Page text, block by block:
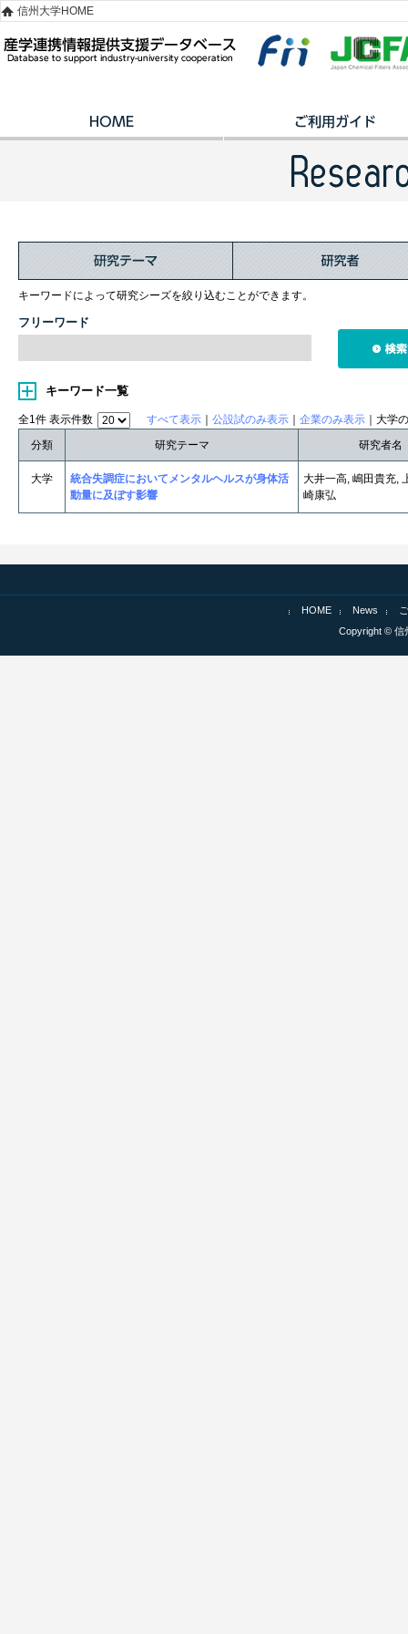
信州大学HOME
キーワードによって研究シーズを絞り込むことができます。
フリーワード
キーワード一覧
全1件 表示件数 すべて表示 公設試のみ表示 企業のみ表示 ｜大学
分類
研究テーマ 研究者名
大学
統合失調症においてメンタルヘルスが身体活
動量に及ぼす影響
大井一高, 嶋田貴充,
崎康弘
HOME News
Copyright © 信